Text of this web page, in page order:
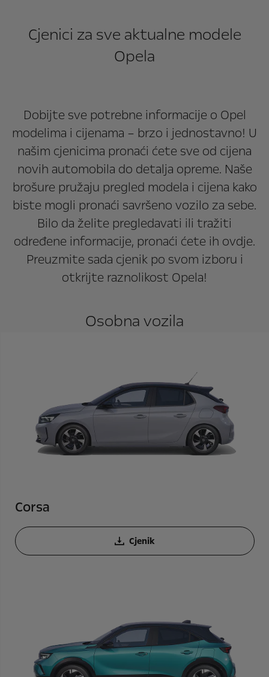
Cjenici za sve aktualne modele
Opela
Dobijte sve potrebne informacije o Opel
modelima i cijenama – brzo i jednostavno! U
našim cjenicima pronaći ćete sve od cijena
novih automobila do detalja opreme. Naše
brošure pružaju pregled modela i cijena kako
biste mogli pronaći savršeno vozilo za sebe.
Bilo da želite pregledavati ili tražiti
određene informacije, pronaći ćete ih ovdje.
Preuzmite sada cjenik po svom izboru i
otkrijte raznolikost Opela!
Osobna vozila
Corsa
Cjenik